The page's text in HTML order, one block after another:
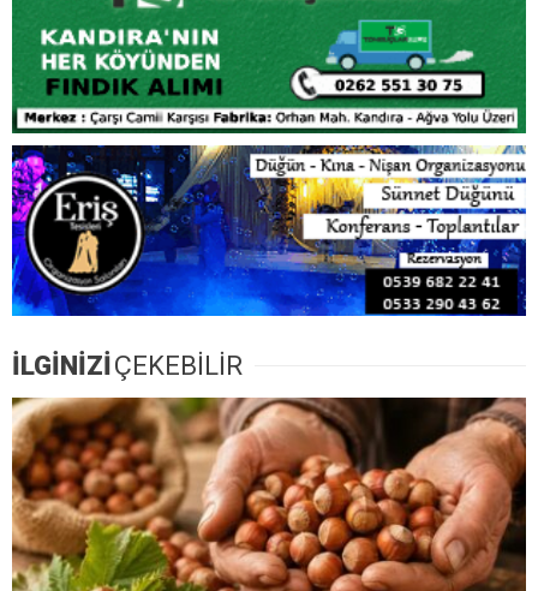
İLGİNİZİÇEKEBİLİR